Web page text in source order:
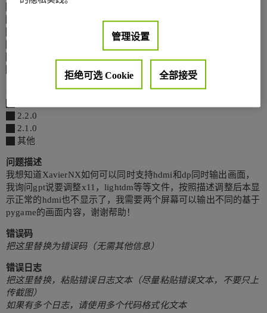
JetPack 5.1.4
NVIDIA Isaac
SDK Manager 管理工具版本
2.2.0
2.1.0
其他
问题描述
我想知道XavierNX如何可以同时支持hdmi和dp同时输出画面，
我询问gpt说要调整x11，lightdm等等文件，按照描述调整后本显
示正常的hdmi也不显示了，我需要两个屏幕可以输出不同的基于
pygame的画面内容，谢谢帮助！
错误码
把这里替换为错误码（无需其他信息）
错误日志
把这里替换，粘贴错误日志文本（尽量粘贴错误文本，不要只上
传截图）
如果有多个日志，请使用多个代码格式化文本
管理设置
拒绝可选 Cookie 全部接受